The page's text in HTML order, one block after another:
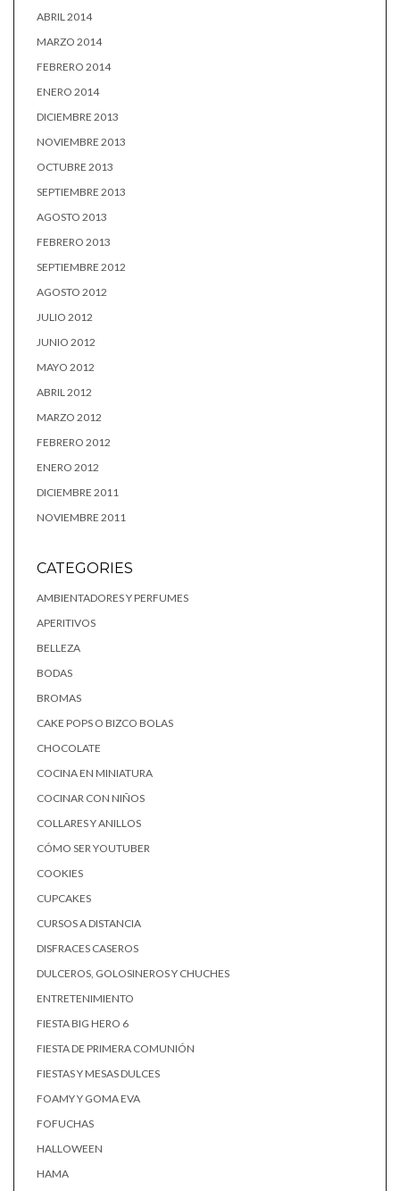
ABRIL 2014
MARZO 2014
FEBRERO 2014
ENERO 2014
DICIEMBRE 2013
NOVIEMBRE 2013
OCTUBRE 2013
SEPTIEMBRE 2013
AGOSTO 2013
FEBRERO 2013
SEPTIEMBRE 2012
AGOSTO 2012
JULIO 2012
JUNIO 2012
MAYO 2012
ABRIL 2012
MARZO 2012
FEBRERO 2012
ENERO 2012
DICIEMBRE 2011
NOVIEMBRE 2011
CATEGORIES
AMBIENTADORES Y PERFUMES
APERITIVOS
BELLEZA
BODAS
BROMAS
CAKE POPS O BIZCO BOLAS
CHOCOLATE
COCINA EN MINIATURA
COCINAR CON NIÑOS
COLLARES Y ANILLOS
CÓMO SER YOUTUBER
COOKIES
CUPCAKES
CURSOS A DISTANCIA
DISFRACES CASEROS
DULCEROS, GOLOSINEROS Y CHUCHES
ENTRETENIMIENTO
FIESTA BIG HERO 6
FIESTA DE PRIMERA COMUNIÓN
FIESTAS Y MESAS DULCES
FOAMY Y GOMA EVA
FOFUCHAS
HALLOWEEN
HAMA